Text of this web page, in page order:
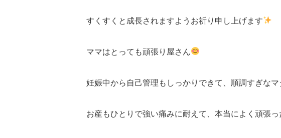
すくすくと成長されますようお祈り申し上げます
ママはとっても頑張り屋さん
妊娠中から自己管理もしっかりできて、順調すぎなマ
お産もひとりで強い痛みに耐えて、本当によく頑張っ